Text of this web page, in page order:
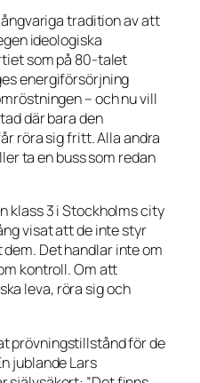
tradition av att
ideologiska
som på 80-talet
energiförsörjning
– och nu vill
där bara den
röra sig fritt. Alla andra
ta en buss som redan
klass 3 i Stockholms city
visat att de inte styr
Det handlar inte om
kontroll. Om att
leva, röra sig och
prövningstillstånd för de
jublande Lars